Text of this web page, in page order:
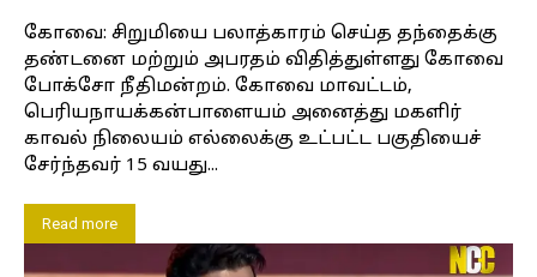
கோவை: சிறுமியை பலாத்காரம் செய்த தந்தைக்கு
தண்டனை மற்றும் அபரதம் விதித்துள்ளது கோவை
போக்சோ நீதிமன்றம். கோவை மாவட்டம்,
பெரியநாயக்கன்பாளையம் அனைத்து மகளிர்
காவல் நிலையம் எல்லைக்கு உட்பட்ட பகுதியைச்
சேர்ந்தவர் 15 வயது...
Read more